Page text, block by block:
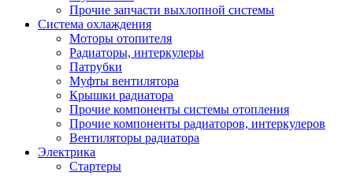
Прочие запчасти выхлопной системы
Система охлаждения
Моторы отопителя
Радиаторы, интеркулеры
Патрубки
Муфты вентилятора
Крышки радиатора
Прочие компоненты системы отопления
Прочие компоненты радиаторов, интеркулеров
Вентиляторы радиатора
Электрика
Стартеры